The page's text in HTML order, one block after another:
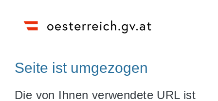
Seite ist umgezogen
Die von Ihnen verwendete URL ist